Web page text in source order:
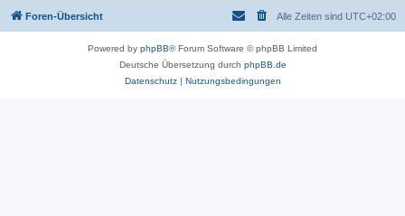
Foren-Übersicht Alle Zeiten sind UTC+02:00
Powered by phpBB® Forum Software © phpBB Limited
Deutsche Übersetzung durch phpBB.de
Datenschutz| Nutzungsbedingungen